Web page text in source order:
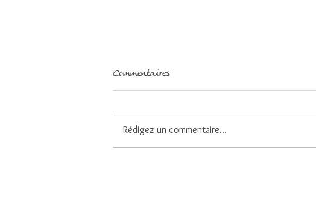
Commentaires
Rédigez un commentaire...